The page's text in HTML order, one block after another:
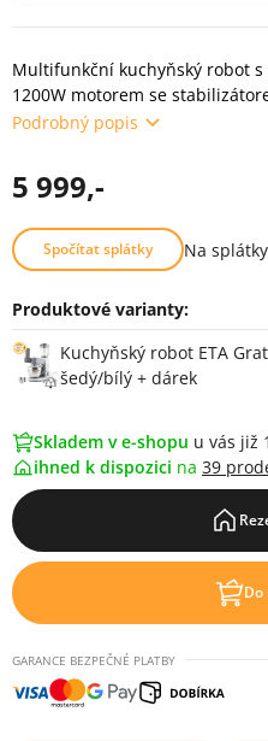
Multifunkční kuchyňský robot s
1200W motorem se
Podrobný popis
5 999,-
Spočítat splátky Na
Produktové varianty:
Varianty
Kuchyňský robot ETA
šedý/bílý + dárek
Skladem v e-shopu u vás již
ihned k dispozici na 39
Do
GARANCE BEZPEČNÉ PLATBY